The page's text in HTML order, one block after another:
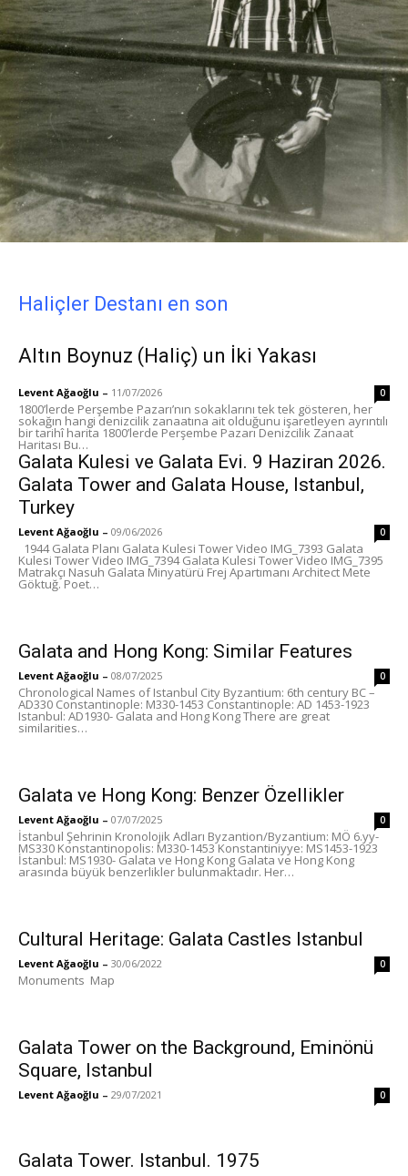
Haliçler Destanı en son
Altın Boynuz (Haliç) un İki Yakası
Levent Ağaoğlu – 11/07/2026 0
1800’lerde Perşembe Pazarı’nın sokaklarını tek tek gösteren, her
sokağın hangi denizcilik zanaatına ait olduğunu işaretleyen ayrıntılı
bir tarihî harita 1800’lerde Perşembe Pazarı Denizcilik Zanaat
Haritası Bu…
Galata Kulesi ve Galata Evi. 9 Haziran 2026.
Galata Tower and Galata House, Istanbul,
Turkey
Levent Ağaoğlu – 09/06/2026 0
1944 Galata Planı Galata Kulesi Tower Video IMG_7393 Galata
Kulesi Tower Video IMG_7394 Galata Kulesi Tower Video IMG_7395
Matrakçı Nasuh Galata Minyatürü Frej Apartımanı Architect Mete
Göktuğ. Poet…
Galata and Hong Kong: Similar Features
Levent Ağaoğlu – 08/07/2025 0
Chronological Names of Istanbul City Byzantium: 6th century BC –
AD330 Constantinople: M330-1453 Constantinople: AD 1453-1923
Istanbul: AD1930- Galata and Hong Kong There are great
similarities…
Galata ve Hong Kong: Benzer Özellikler
Levent Ağaoğlu – 07/07/2025 0
İstanbul Şehrinin Kronolojik Adları Byzantion/Byzantium: MÖ 6.yy-
MS330 Konstantinopolis: M330-1453 Konstantiniyye: MS1453-1923
İstanbul: MS1930- Galata ve Hong Kong Galata ve Hong Kong
arasında büyük benzerlikler bulunmaktadır. Her…
Cultural Heritage: Galata Castles Istanbul
Levent Ağaoğlu – 30/06/2022 0
Monuments Map
Galata Tower on the Background, Eminönü
Square, Istanbul
Levent Ağaoğlu – 29/07/2021 0
Galata Tower. Istanbul. 1975